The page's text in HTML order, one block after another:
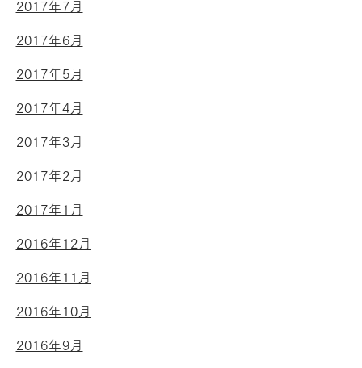
2017年7月
2017年6月
2017年5月
2017年4月
2017年3月
2017年2月
2017年1月
2016年12月
2016年11月
2016年10月
2016年9月